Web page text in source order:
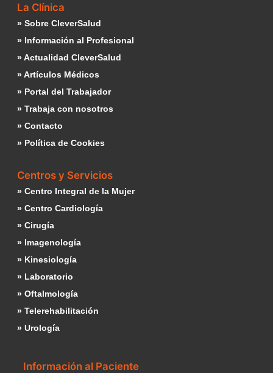
La Clínica
» Sobre CleverSalud
» Información al Profesional
» Actualidad CleverSalud
» Artículos Médicos
» Portal del Trabajador
» Trabaja con nosotros
» Contacto
» Política de Cookies
Centros y Servicios
» Centro Integral de la Mujer
» Centro Cardiología
» Cirugía
» Imagenología
» Kinesiología
» Laboratorio
» Oftalmología
» Telerehabilitación
» Urología
Información al Paciente